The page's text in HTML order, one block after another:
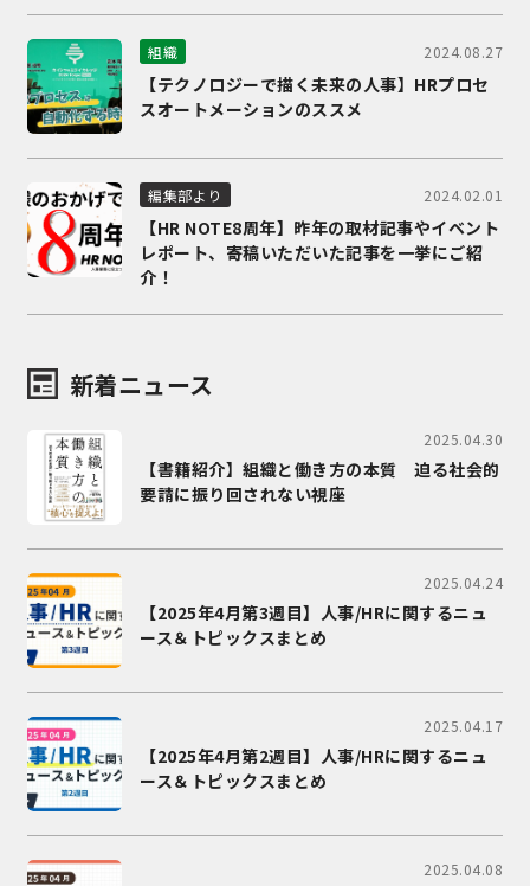
組織 2024.08.27
【テクノロジーで描く未来の人事】HRプロセ
スオートメーションのススメ
編集部より 2024.02.01
【HR NOTE8周年】昨年の取材記事やイベント
レポート、寄稿いただいた記事を一挙にご紹
介！
新着ニュース
2025.04.30
【書籍紹介】組織と働き方の本質 迫る社会的
要請に振り回されない視座
2025.04.24
【2025年4月第3週目】人事/HRに関するニュ
ース＆トピックスまとめ
2025.04.17
【2025年4月第2週目】人事/HRに関するニュ
ース＆トピックスまとめ
2025.04.08